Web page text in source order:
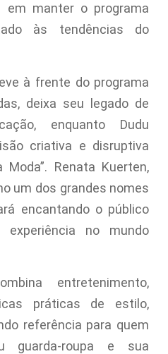
em manter o programa
às tendências do
à frente do programa
deixa seu legado de
enquanto Dudu
criativa e disruptiva
Renata Kuerten,
um dos grandes nomes
encantando o público
no mundo
entretenimento,
práticas de estilo,
referência para quem
guarda-roupa e sua